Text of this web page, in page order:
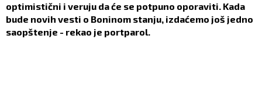
optimistični i veruju da će se potpuno oporaviti. Kada
bude novih vesti o Boninom stanju, izdaćemo još jedno
saopštenje - rekao je portparol.